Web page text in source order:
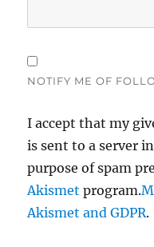
NOTIFY ME OF
I accept that my
is sent to a server
purpose of spam
Akismet program.
Akismet and GDPR.